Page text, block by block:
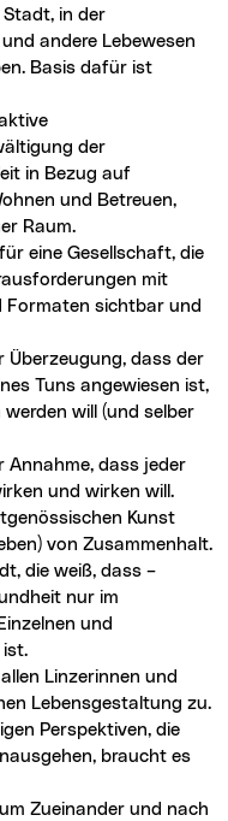
in der
andere Lebewesen
Basis dafür ist
der
in Bezug auf
und Betreuen,
Raum.
eine Gesellschaft, die
mit
Formaten sichtbar und
Überzeugung, dass der
Tuns angewiesen ist,
will (und selber
Annahme, dass jeder
und wirken will.
Kunst
von Zusammenhalt.
die weiß, dass –
nur im
und
ist.
Linzerinnen und
Lebensgestaltung zu.
Perspektiven, die
braucht es
Zueinander und nach